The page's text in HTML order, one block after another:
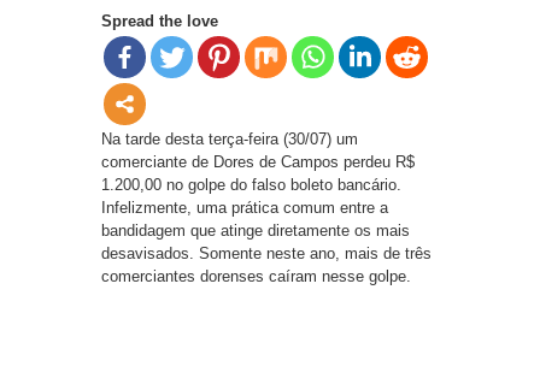
Spread the love
Na tarde desta terça-feira (30/07) um
comerciante de Dores de Campos perdeu R$
1.200,00 no golpe do falso boleto bancário.
Infelizmente, uma prática comum entre a
bandidagem que atinge diretamente os mais
desavisados. Somente neste ano, mais de três
comerciantes dorenses caíram nesse golpe.